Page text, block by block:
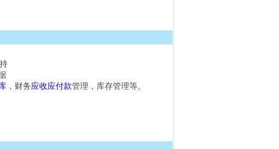
，财务应收应付款管理，库存管理等。